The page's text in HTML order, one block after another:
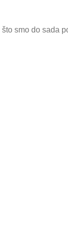
smo do sada